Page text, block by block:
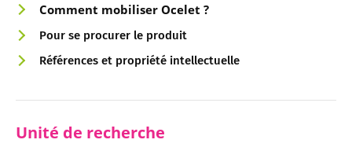
Comment mobiliser Ocelet ?
Pour se procurer le produit
Références et propriété intellectuelle
Unité de recherche